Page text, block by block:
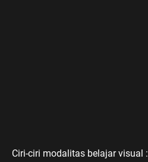
Ciri-ciri modalitas belajar visual :